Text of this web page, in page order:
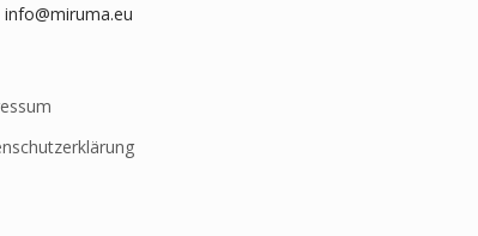
info@miruma.eu